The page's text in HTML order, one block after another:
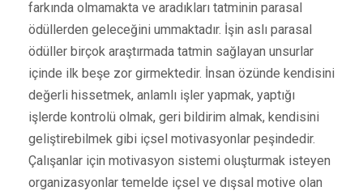
farkında olmamakta ve aradıkları tatminin parasal
ödüllerden geleceğini ummaktadır. İşin aslı parasal
ödüller birçok araştırmada tatmin sağlayan unsurlar
içinde ilk beşe zor girmektedir. İnsan özünde kendisini
değerli hissetmek, anlamlı işler yapmak, yaptığı
işlerde kontrolü olmak, geri bildirim almak, kendisini
geliştirebilmek gibi içsel motivasyonlar peşindedir.
Çalışanlar için motivasyon sistemi oluşturmak isteyen
organizasyonlar temelde içsel ve dışsal motive olan